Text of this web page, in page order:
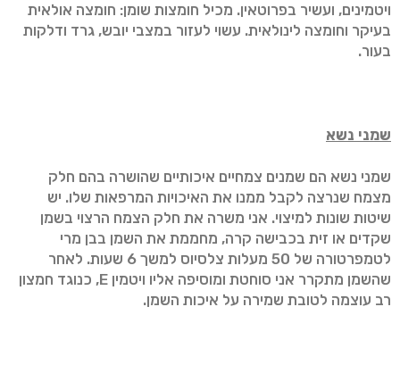
ויטמינים, ועשיר בפרוטאין. מכיל חומצות שומן: חומצה אולאית
בעיקר וחומצה לינולאית. עשוי לעזור במצבי יובש, גרד ודלקות
בעור.
שמני נשא
שמני נשא הם שמנים צמחיים איכותיים שהושרה בהם חלק
מצמח שנרצה לקבל ממנו את האיכויות המרפאות שלו. יש
שיטות שונות למיצוי. אני משרה את חלק הצמח הרצוי בשמן
שקדים או זית בכבישה קרה, מחממת את השמן בבן מרי
לטמפרטורה של 50 מעלות צלסיוס למשך 6 שעות. לאחר
שהשמן מתקרר אני סוחטת ומוסיפה אליו ויטמין E, כנוגד חמצון
רב עוצמה לטובת שמירה על איכות השמן.